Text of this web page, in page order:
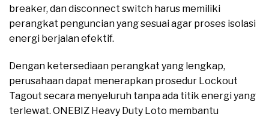
breaker, dan disconnect switch harus memiliki
perangkat penguncian yang sesuai agar proses isolasi
energi berjalan efektif.
Dengan ketersediaan perangkat yang lengkap,
perusahaan dapat menerapkan prosedur Lockout
Tagout secara menyeluruh tanpa ada titik energi yang
terlewat. ONEBIZ Heavy Duty Loto membantu